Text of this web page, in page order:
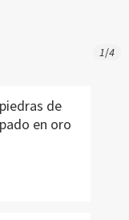
1/4
de
en oro